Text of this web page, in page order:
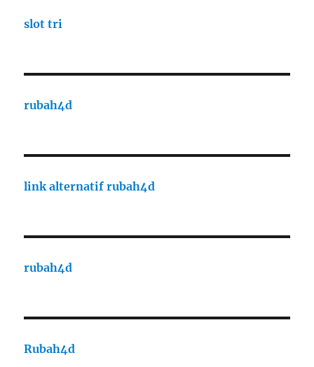
slot tri
rubah4d
link alternatif rubah4d
rubah4d
Rubah4d